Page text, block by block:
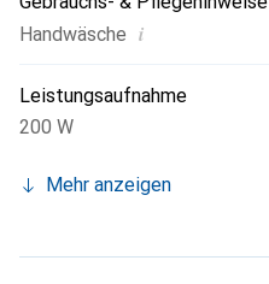
Handwäsche i
Leistungsaufnahme
200 W
Mehr anzeigen